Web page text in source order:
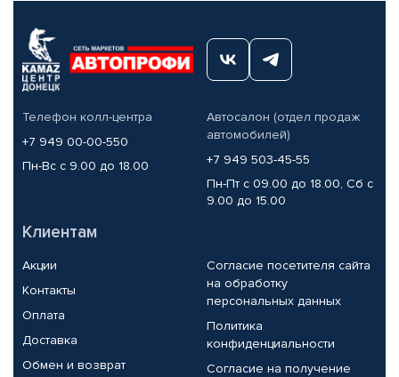
Телефон колл-центра
+7 949 00-00-550
Пн-Вс с 9.00 до 18.00
Автосалон (отдел продаж
автомобилей)
+7 949 503-45-55
Пн-Пт с 09.00 до 18.00, Сб с
9.00 до 15.00
Клиентам
Акции
Контакты
Оплата
Доставка
Обмен и возврат
Согласие посетителя сайта
на обработку
персональных данных
Политика
конфиденциальности
Согласие на получение